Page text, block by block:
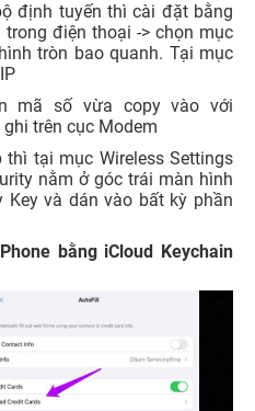
định tuyến thì cài đặt bằng
điện thoại -> chọn mục
tròn bao quanh. Tại mục
mã số vừa copy vào với
trên cục Modem
tại mục Wireless Settings
nằm ở góc trái màn hình
Key và dán vào bất kỳ phần
bằng iCloud Keychain